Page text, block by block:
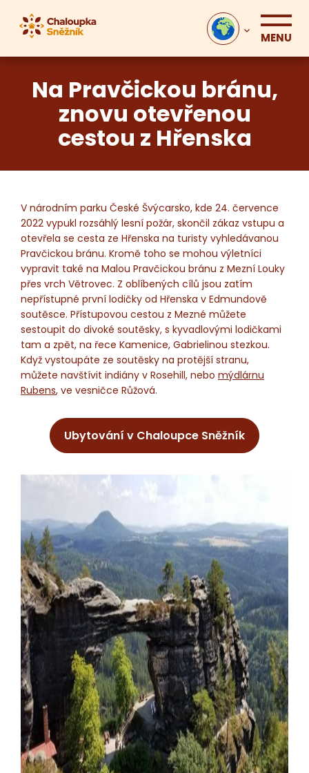
MENU
Na Pravčickou bránu,
znovu otevřenou
cestou z Hřenska
V národním parku České Švýcarsko, kde 24. července
2022 vypukl rozsáhlý lesní požár, skončil zákaz vstupu a
otevřela se cesta ze Hřenska na turisty vyhledávanou
Pravčickou bránu. Kromě toho se mohou výletníci
vypravit také na Malou Pravčickou bránu z Mezní Louky
přes vrch Větrovec. Z oblíbených cílů jsou zatím
nepřístupné první lodičky od Hřenska v Edmundově
soutěsce. Přístupovou cestou z Mezné můžete
sestoupit do divoké soutěsky, s kyvadlovými lodičkami
tam a zpět, na řece Kamenice, Gabrielinou stezkou.
Když vystoupáte ze soutěsky na protější stranu,
můžete navštívit indiány v Rosehill, nebo mýdlárnu
Rubens, ve vesničce Růžová.
Ubytování v Chaloupce Sněžník